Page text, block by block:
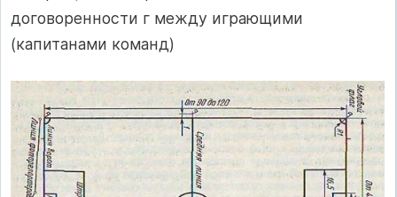
договоренности г между играющими
(капитанами команд)